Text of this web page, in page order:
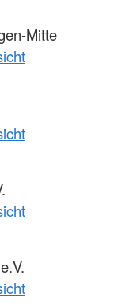
Mitte